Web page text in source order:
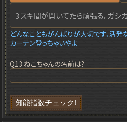
3 スキ間が開いてたら頑張る。ガシ
どんなこともがんばりが大切です。活発
カーテン登っちゃいやよ
Q13 ねこちゃんの名前は?